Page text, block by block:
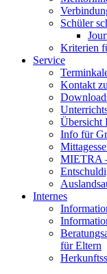
Schüler
Kriterien
Service
Kontakt
Übersicht
Info für
MIETRA
Internes
für Eltern